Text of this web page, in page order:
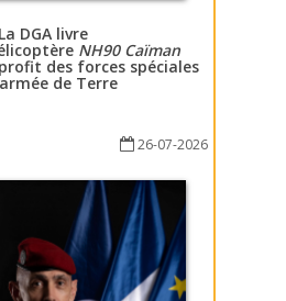
La DGA livre
NH90 Caïman
des forces spéciales
de Terre
26-07-2026